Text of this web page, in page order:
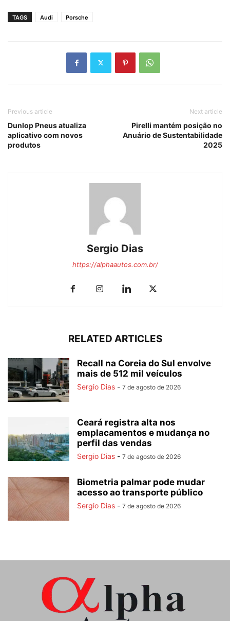
TAGS Audi Porsche
Previous article
Dunlop Pneus atualiza
aplicativo com novos
produtos
Next article
Pirelli mantém posição no
Anuário de Sustentabilidade
2025
Sergio Dias
https://alphaautos.com.br/
RELATED ARTICLES
Recall na Coreia do Sul envolve
mais de 512 mil veículos
Sergio Dias - 7 de agosto de 2026
Ceará registra alta nos
emplacamentos e mudança no
perfil das vendas
Sergio Dias - 7 de agosto de 2026
Biometria palmar pode mudar
acesso ao transporte público
Sergio Dias - 7 de agosto de 2026